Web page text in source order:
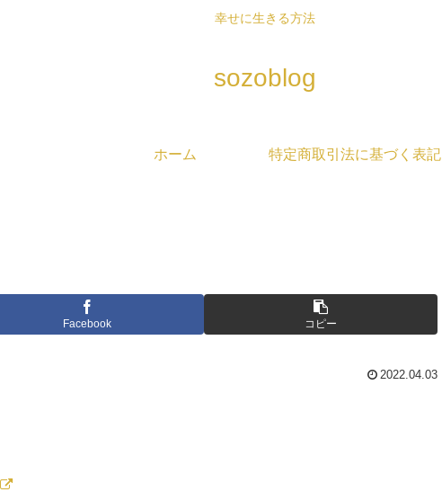
幸せに生きる方法
sozoblog
ホーム 特定商取引法に基づく表記
Facebook コピー
2022.04.03